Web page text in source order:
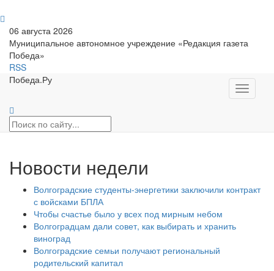
06 августа 2026
Муниципальное автономное учреждение «Редакция газета
Победа»
RSS
Победа.Ру
Toggle
Новости недели
Волгоградские студенты-энергетики заключили контракт
с войсками БПЛА
Чтобы счастье было у всех под мирным небом
Волгоградцам дали совет, как выбирать и хранить
виноград
Волгоградские семьи получают региональный
родительский капитал